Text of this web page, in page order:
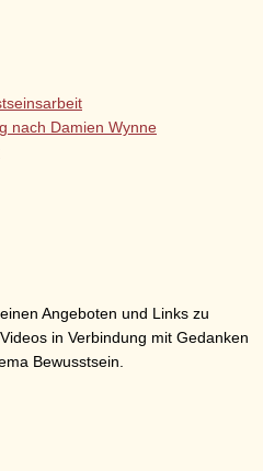
nach Damien Wynne
Angeboten und Links zu
in Verbindung mit Gedanken
Bewusstsein.